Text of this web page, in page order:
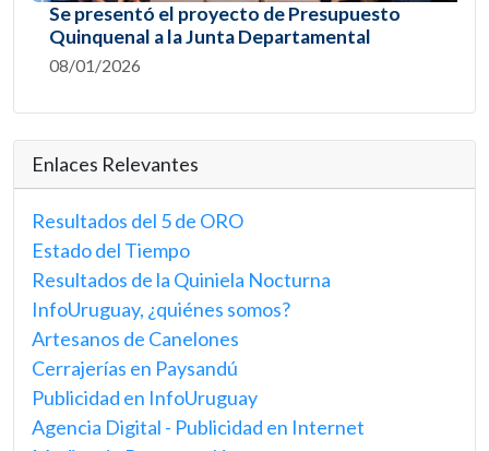
Se presentó el proyecto de Presupuesto
Quinquenal a la Junta Departamental
08/01/2026
Enlaces Relevantes
Resultados del 5 de ORO
Estado del Tiempo
Resultados de la Quiniela Nocturna
InfoUruguay, ¿quiénes somos?
Artesanos de Canelones
Cerrajerías en Paysandú
Publicidad en InfoUruguay
Agencia Digital - Publicidad en Internet